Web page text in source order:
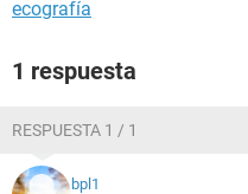
ecografía
1 respuesta
RESPUESTA 1 / 1
bpl1